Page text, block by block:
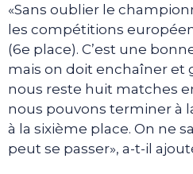
«Sans oublier le
les compétitions
(6e place). C’est une
mais on doit enchaîner et
nous reste huit matches
nous pouvons terminer à
à la sixième place. On ne
peut se passer», a-t-il